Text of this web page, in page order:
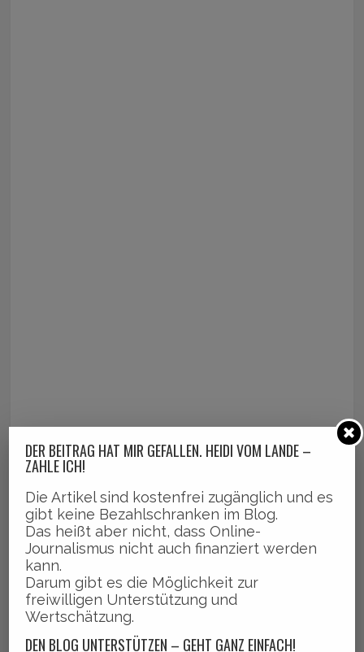
DER BEITRAG HAT MIR GEFALLEN. HEIDI VOM LANDE –
ZAHLE ICH!
Die Artikel sind kostenfrei zugänglich und es
gibt keine Bezahlschranken im Blog.
Das heißt aber nicht, dass Online-
Journalismus nicht auch finanziert werden
kann.
Darum gibt es die Möglichkeit zur
freiwilligen Unterstützung und
Wertschätzung.
DEN BLOG UNTERSTÜTZEN – GEHT GANZ EINFACH!